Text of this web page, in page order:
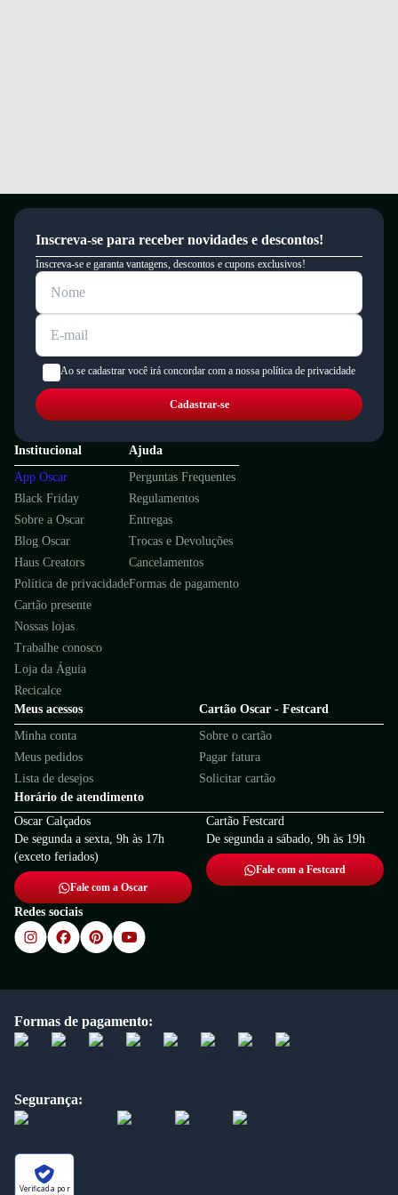
Inscreva-se para receber novidades e descontos!
Inscreva-se e garanta vantagens, descontos e cupons exclusivos!
Ao se cadastrar você irá concordar com a nossa política de privacidade
Cadastrar-se
Institucional
App Oscar
Black Friday
Sobre a Oscar
Blog Oscar
Haus Creators
Política de privacidade
Cartão presente
Nossas lojas
Trabalhe conosco
Loja da Águia
Recicalce
Ajuda
Perguntas Frequentes
Regulamentos
Entregas
Trocas e Devoluções
Cancelamentos
Formas de pagamento
Meus acessos
Minha conta
Meus pedidos
Lista de desejos
Cartão Oscar - Festcard
Sobre o cartão
Pagar fatura
Solicitar cartão
Horário de atendimento
Oscar Calçados
De segunda a sexta, 9h às 17h
(exceto feriados)
Fale com a Oscar
Cartão Festcard
De segunda a sábado, 9h às 19h
Fale com a Festcard
Redes sociais
Formas de pagamento:
Segurança:
Verificada por